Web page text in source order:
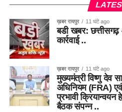
ख़बर रायपुर 11 घंटे ago
बडी खबर: छत्तीसगढ़
कार्रवाई ..
ख़बर रायपुर 11 घंटे ago
मुख्यमंत्री विष्णु देव
अधिनियम (FRA)
प्रभावी क्रियान्वयन
बैठक संपन्न ..